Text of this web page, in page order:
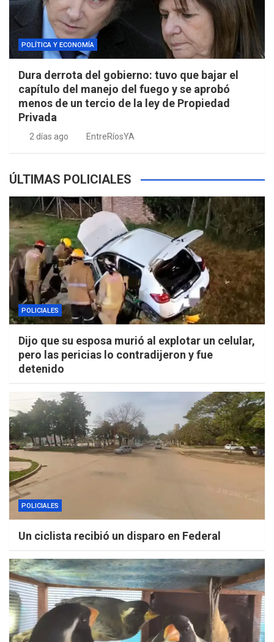
POLÍTICA Y ECONOMÍA
Dura derrota del gobierno: tuvo que bajar el
capítulo del manejo del fuego y se aprobó
menos de un tercio de la ley de Propiedad
Privada
2 días ago EntreRíosYA
ÚLTIMAS POLICIALES
POLICIALES
Dijo que su esposa murió al explotar un celular,
pero las pericias lo contradijeron y fue
detenido
POLICIALES
Un ciclista recibió un disparo en Federal